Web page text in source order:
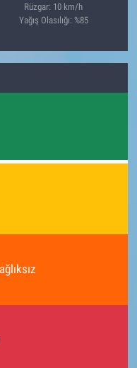
Rüzgar: 10 km/h
Yağış Olasılığı: %85